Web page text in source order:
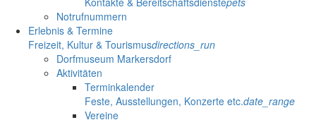
Notrufnummern
Erlebnis & Termine
Freizeit, Kultur & Tourismusdirections_run
Dorfmuseum Markersdorf
Aktivitäten
Terminkalender
Feste, Ausstellungen, Konzerte etc.date_range
Vereine